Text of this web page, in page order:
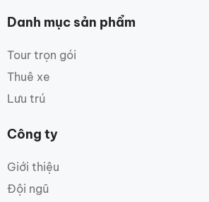
Danh mục sản phẩm
Tour trọn gói
Thuê xe
Lưu trú
Công ty
Giới thiệu
Đội ngũ